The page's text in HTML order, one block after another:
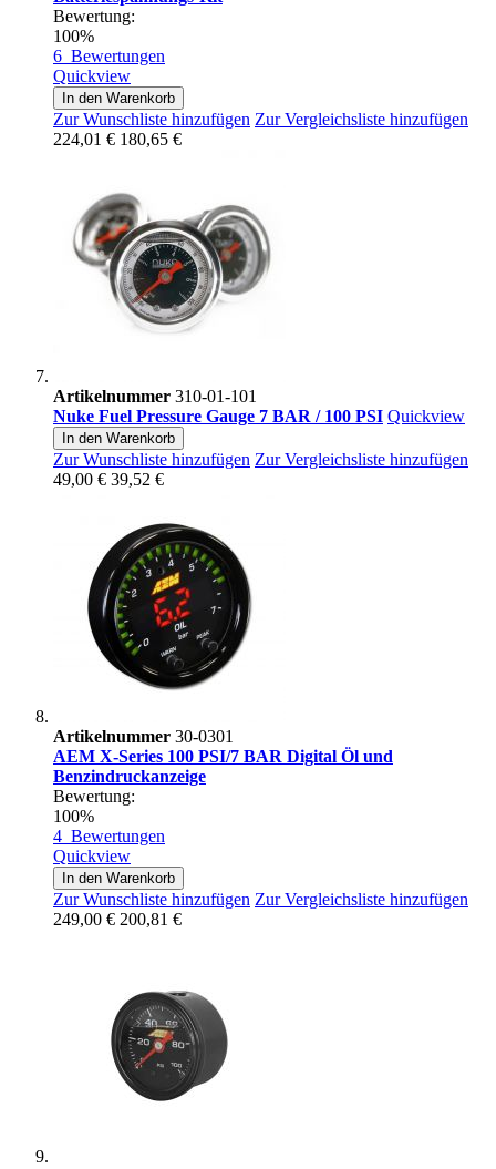
Bewertung:
100%
6 Bewertungen
Quickview
In den Warenkorb
Zur Wunschliste hinzufügen Zur Vergleichsliste hinzufügen
224,01 € 180,65 €
Artikelnummer 310-01-101
Nuke Fuel Pressure Gauge 7 BAR / 100 PSI Quickview
In den Warenkorb
Zur Wunschliste hinzufügen Zur Vergleichsliste hinzufügen
49,00 € 39,52 €
Artikelnummer 30-0301
AEM X-Series 100 PSI/7 BAR Digital Öl und
Benzindruckanzeige
Bewertung:
100%
4 Bewertungen
Quickview
In den Warenkorb
Zur Wunschliste hinzufügen Zur Vergleichsliste hinzufügen
249,00 € 200,81 €